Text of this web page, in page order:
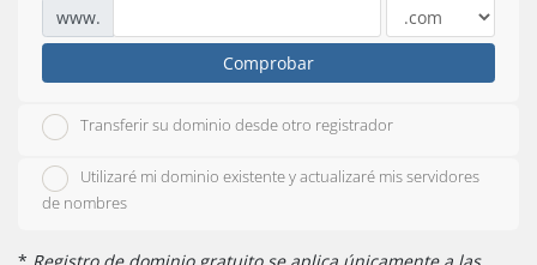
www.
Comprobar
Transferir su dominio desde otro registrador
Utilizaré mi dominio existente y actualizaré mis servidores
de nombres